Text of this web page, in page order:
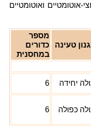
ואוטומטיים
טעינה
מספר
כדורים
במחסנית
יחידה 6
כפולה 6